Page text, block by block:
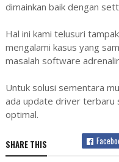
dimainkan baik dengan
Hal ini kami telusuri
mengalami kasus yang
masalah software
Untuk solusi sementara
ada update driver terbaru
optimal.
SHARE THIS